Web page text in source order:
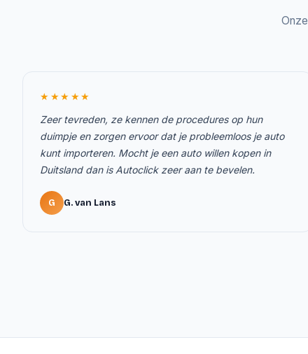
★★★★★
Zeer tevreden, ze kennen de procedures op hun
duimpje en zorgen ervoor dat je probleemloos je auto
kunt importeren. Mocht je een auto willen kopen in
Duitsland dan is Autoclick zeer aan te bevelen.
G G. van Lans